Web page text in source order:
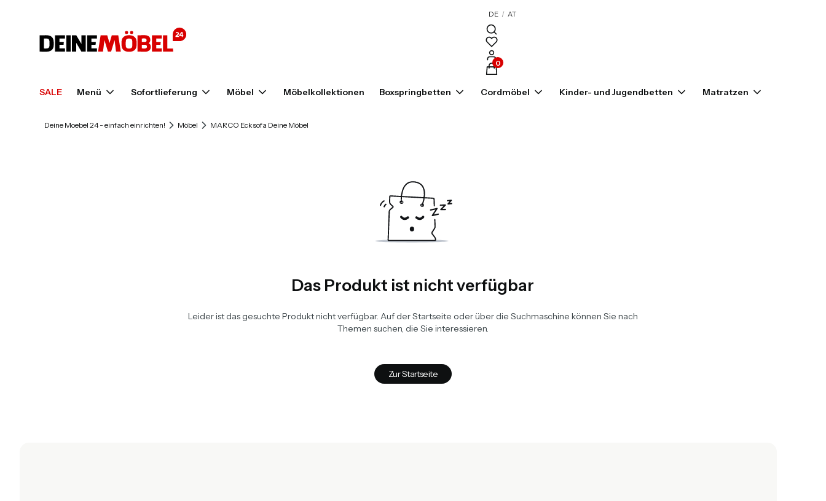
DE / AT
Produkte im Warenkorb: 0. Details anzeigen
SALE Menü Sofortlieferung Möbel Möbelkollektionen Boxspringbetten Cordmöbel Kinder- und Jugendbetten Matratzen
Deine Moebel 24 - einfach einrichten! Möbel MARCO Ecksofa Deine Möbel
Das Produkt ist nicht verfügbar
Leider ist das gesuchte Produkt nicht verfügbar. Auf der Startseite oder über die Suchmaschine können Sie nach
Themen suchen, die Sie interessieren.
Zur Startseite